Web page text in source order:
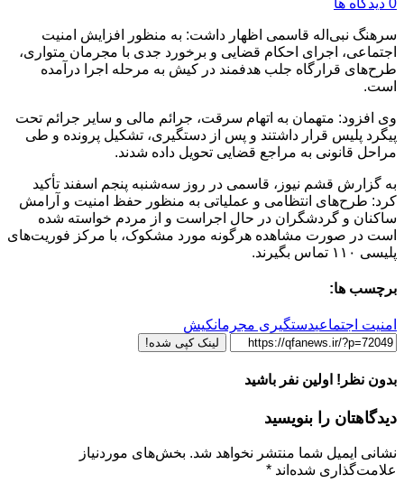
سرهنگ نبی‌اله قاسمی اظهار داشت: به منظور افزایش امنیت
اجتماعی، اجرای احکام قضایی و برخورد جدی با مجرمان متواری،
طرح‌های قرارگاه جلب هدفمند در کیش به مرحله اجرا درآمده
است.
وی افزود: متهمان به اتهام سرقت، جرائم مالی و سایر جرائم تحت
پیگرد پلیس قرار داشتند و پس از دستگیری، تشکیل پرونده و طی
مراحل قانونی به مراجع قضایی تحویل داده شدند.
به گزارش قشم نیوز، قاسمی در روز سه‌شنبه پنجم اسفند تأکید
کرد: طرح‌های انتظامی و عملیاتی به منظور حفظ امنیت و آرامش
ساکنان و گردشگران در حال اجراست و از مردم خواسته شده
است در صورت مشاهده هرگونه مورد مشکوک، با مرکز فوریت‌های
پلیسی ۱۱۰ تماس بگیرند.
برچسب ها:
امنیت اجتماعیدستگیری مجرمانکیش
لینک کپی شده!
بدون نظر! اولین نفر باشید
دیدگاهتان را بنویسید
نشانی ایمیل شما منتشر نخواهد شد. بخش‌های موردنیاز
علامت‌گذاری شده‌اند *